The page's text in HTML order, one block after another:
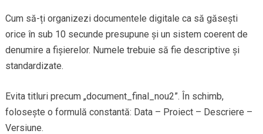
Cum să-ți organizezi documentele digitale ca să găsești
orice în sub 10 secunde presupune și un sistem coerent de
denumire a fișierelor. Numele trebuie să fie descriptive și
standardizate.
Evita titluri precum „document_final_nou2”. În schimb,
folosește o formulă constantă: Data – Proiect – Descriere –
Versiune.